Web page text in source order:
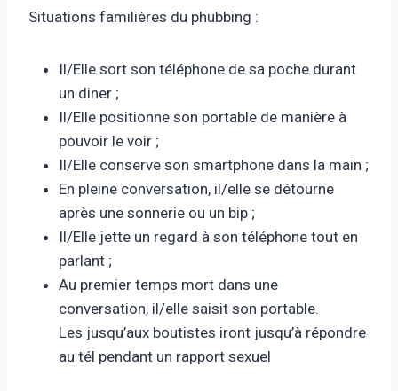
Situations familières du phubbing :
Il/Elle sort son téléphone de sa poche durant
un diner ;
Il/Elle positionne son portable de manière à
pouvoir le voir ;
Il/Elle conserve son smartphone dans la main ;
En pleine conversation, il/elle se détourne
après une sonnerie ou un bip ;
Il/Elle jette un regard à son téléphone tout en
parlant ;
Au premier temps mort dans une
conversation, il/elle saisit son portable.
Les jusqu’aux boutistes iront jusqu’à répondre
au tél pendant un rapport sexuel